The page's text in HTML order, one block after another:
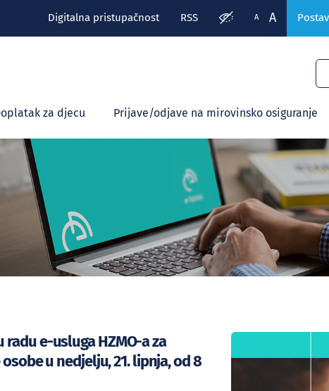
Digitalna pristupačnost RSS A A
za djecu Prijave/odjave na mirovinsko osiguranje
e-usluga HZMO-a za
u nedjelju, 21. lipnja, od 8